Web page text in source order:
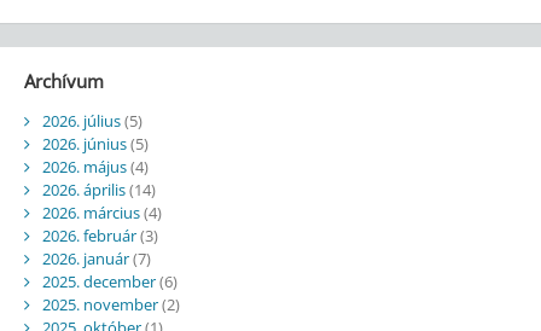
Archívum
2026. július(5)
2026. június(5)
2026. május(4)
2026. április(14)
2026. március(4)
2026. február(3)
2026. január(7)
2025. december(6)
2025. november(2)